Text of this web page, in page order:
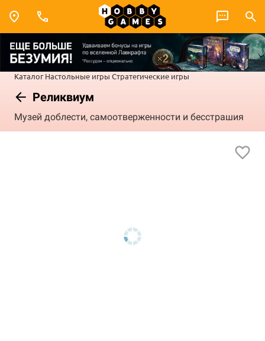
Каталог Настольные игры Стратегические игры
Реликвиум
Музей доблести, самоотверженности и бесстрашия